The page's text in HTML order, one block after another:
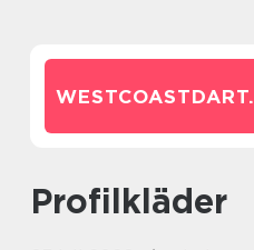
WESTCOASTDART.
Profilkläder